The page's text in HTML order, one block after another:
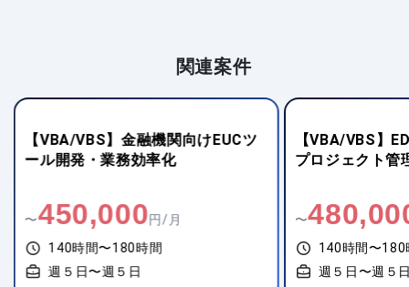
関連案件
【VBA/VBS】金融機関向けEUCツ
ール開発・業務効率化
〜450,000円/月
140時間〜180時間
週５日〜週５日
【VBA/VBS】
プロジェクト管
〜
140時間〜180
週５日〜週５